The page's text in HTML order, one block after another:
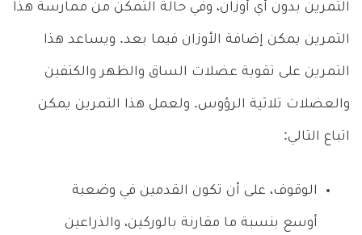
التمرين بدون أي أوزان، وفي حالة التمكن من ممارسة هذا
التمرين يمكن إضافة الأوزان فيما بعد. ويساعد هذا
التمرين على تقوية عضلات الساق والظهر والكتفين
والعضلات تلاثية الرؤوس. ولعمل هذا التمرين يمكن
اتباع التالي:
الوقوف، على أن تكون القدمين في وضعية
أوسع بنسبة ما مقارنة بالوركين، والذراعين